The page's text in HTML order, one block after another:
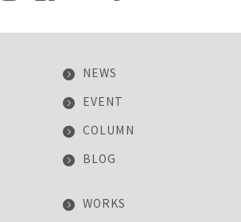
NEWS
EVENT
COLUMN
BLOG
WORKS